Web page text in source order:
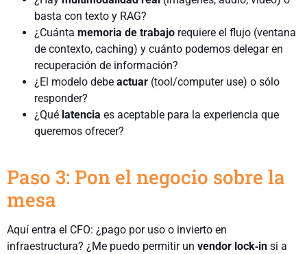
basta con texto y RAG?
¿Cuánta memoria de trabajo requiere el flujo (ventana
de contexto, caching) y cuánto podemos delegar en
recuperación de información?
¿El modelo debe actuar (tool/computer use) o sólo
responder?
¿Qué latencia es aceptable para la experiencia que
queremos ofrecer?
Paso 3: Pon el negocio sobre la
mesa
Aquí entra el CFO: ¿pago por uso o invierto en
infraestructura? ¿Me puedo permitir un vendor lock‑in si a